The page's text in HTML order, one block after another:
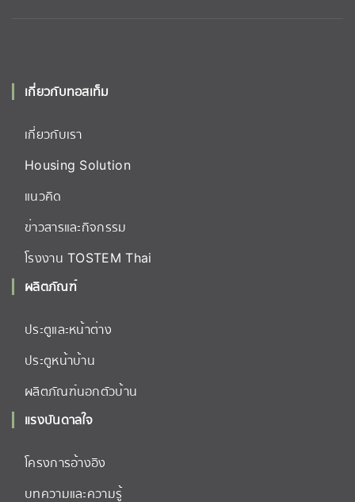
เกี่ยวกับทอสเท็ม
เกี่ยวกับเรา
Housing Solution
แนวคิด
ข่าวสารและกิจกรรม
โรงงาน TOSTEM Thai
ผลิตภัณฑ์
ประตูและหน้าต่าง
ประตูหน้าบ้าน
ผลิตภัณฑ์นอกตัวบ้าน
แรงบันดาลใจ
โครงการอ้างอิง
บทความและความรู้